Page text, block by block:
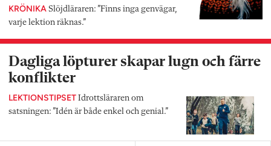
KRÖNIKA Slöjdläraren: ”Finns inga genvägar,
varje lektion räknas.”
Dagliga löpturer skapar lugn och färre
konflikter
LEKTIONSTIPSET Idrottsläraren om
satsningen: ”Idén är både enkel och genial.”